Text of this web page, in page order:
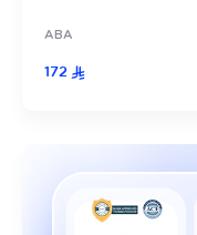
ABA
172